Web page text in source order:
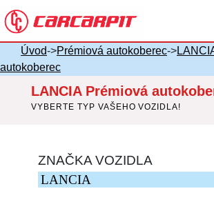
Úvod->Prémiová autokoberec->
autokoberec
LANCIA Prémiová
VYBERTE TYP VAŠEHO VOZIDLA!
ZNAČKA VOZIDLA